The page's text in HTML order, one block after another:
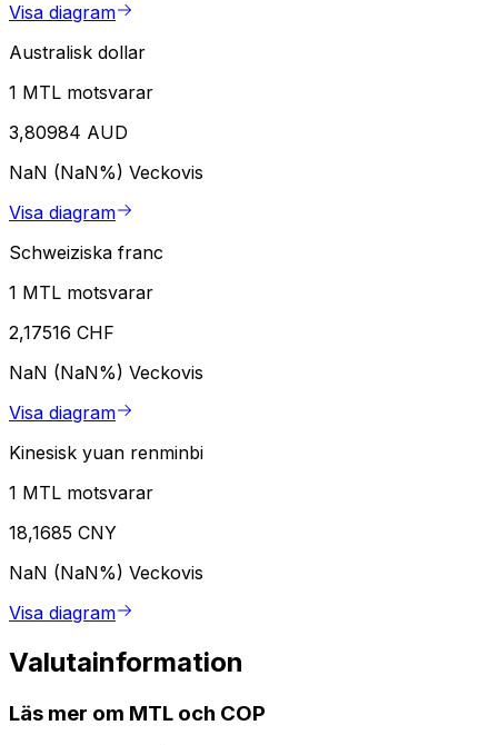
Visa diagram
Australisk dollar
1 MTL motsvarar
3,80984 AUD
NaN (NaN%) Veckovis
Visa diagram
Schweiziska franc
1 MTL motsvarar
2,17516 CHF
NaN (NaN%) Veckovis
Visa diagram
Kinesisk yuan renminbi
1 MTL motsvarar
18,1685 CNY
NaN (NaN%) Veckovis
Visa diagram
Valutainformation
Läs mer om MTL och COP